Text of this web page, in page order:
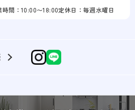
時間：10:00〜18:00定休日：毎週水曜日